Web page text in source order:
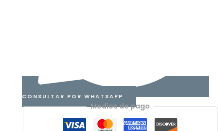
CONSULTAR POR WHATSAPP
Medios de pago